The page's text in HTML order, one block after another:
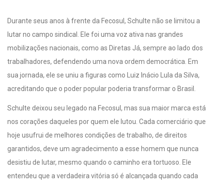
Durante seus anos à frente da Fecosul, Schulte não se limitou a
lutar no campo sindical. Ele foi uma voz ativa nas grandes
mobilizações nacionais, como as Diretas Já, sempre ao lado dos
trabalhadores, defendendo uma nova ordem democrática. Em
sua jornada, ele se uniu a figuras como Luiz Inácio Lula da Silva,
acreditando que o poder popular poderia transformar o Brasil.
Schulte deixou seu legado na Fecosul, mas sua maior marca está
nos corações daqueles por quem ele lutou. Cada comerciário que
hoje usufrui de melhores condições de trabalho, de direitos
garantidos, deve um agradecimento a esse homem que nunca
desistiu de lutar, mesmo quando o caminho era tortuoso. Ele
entendeu que a verdadeira vitória só é alcançada quando cada